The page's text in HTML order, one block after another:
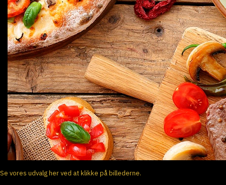
Se vores udvalg her ved at klikke på billederne.